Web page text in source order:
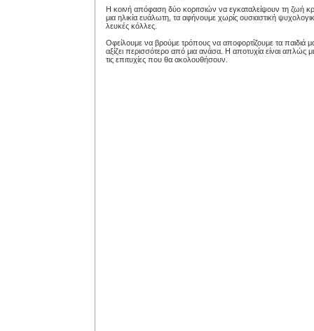
Η κοινή απόφαση δύο κοριτσιών να εγκαταλείψουν τη ζωή
μια ηλικία ευάλωτη, τα αφήνουμε χωρίς ουσιαστική
λευκές κόλλες.
Οφείλουμε να βρούμε τρόπους να αποφορτίζουμε τα παιδιά
αξίζει περισσότερο από μια ανάσα. Η αποτυχία είναι απλώς
τις επιτυχίες που θα ακολουθήσουν.